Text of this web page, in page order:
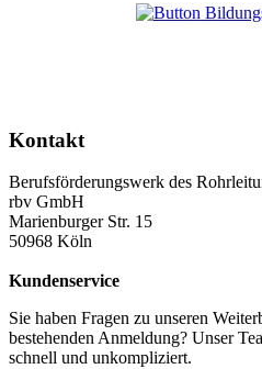
Kontakt
Berufsförderungswerk des
rbv GmbH
Marienburger Str. 15
50968 Köln
Kundenservice
Sie haben Fragen zu unseren
bestehenden Anmeldung? Unser
schnell und unkompliziert.